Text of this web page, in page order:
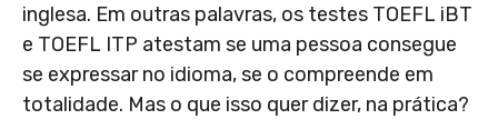
inglesa. Em outras palavras, os testes TOEFL iBT
e TOEFL ITP atestam se uma pessoa consegue
se expressar no idioma, se o compreende em
totalidade. Mas o que isso quer dizer, na prática?